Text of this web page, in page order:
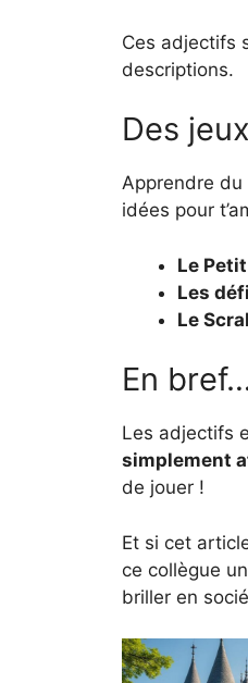
Ces adjectifs
descriptions.
Des
Apprendre du
idées pour
Le
Les
Le
En
Les adjectifs
simplement
de jouer !
Et si cet
ce collègue
briller en